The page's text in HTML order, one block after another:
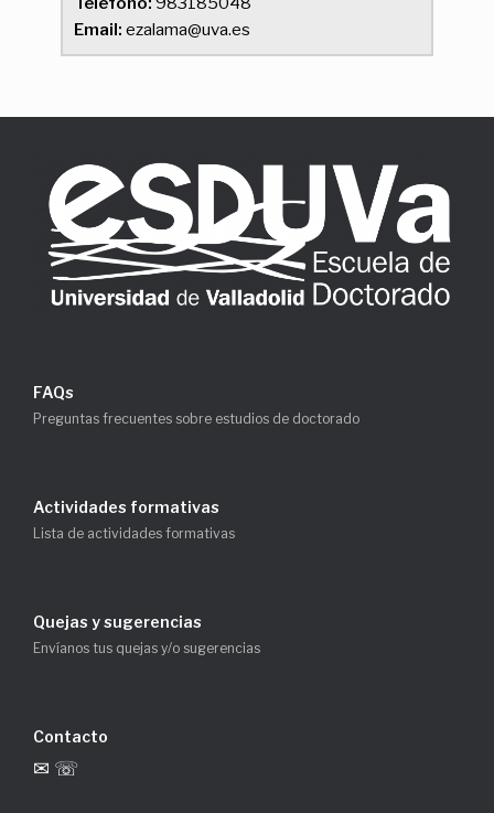
Email: ezalama@uva.es
FAQs
Preguntas frecuentes sobre estudios de doctorado
Actividades formativas
Lista de actividades formativas
Quejas y sugerencias
Envíanos tus quejas y/o sugerencias
Contacto
✉ ☏